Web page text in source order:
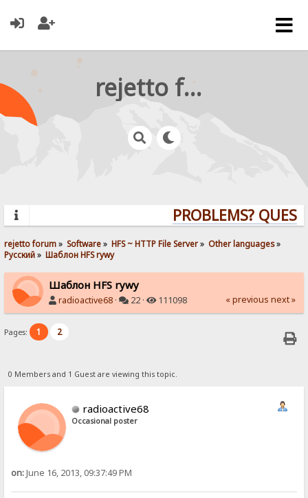
rejetto forum
PROBLEMS?
rejetto forum» Software» HFS ~ HTTP File Server» Other languages»
Pусский» Шаблон HFS rywy
Шаблон HFS rywy
radioactive68 · 22 · 111098 « previous next »
Pages: 1 2
0 Members and 1 Guest are viewing this topic.
radioactive68
Occasional poster
on:June 16, 2013, 09:37:49 PM